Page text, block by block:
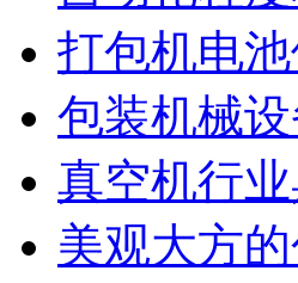
打包机电
包装机械
真空机行
美观大方